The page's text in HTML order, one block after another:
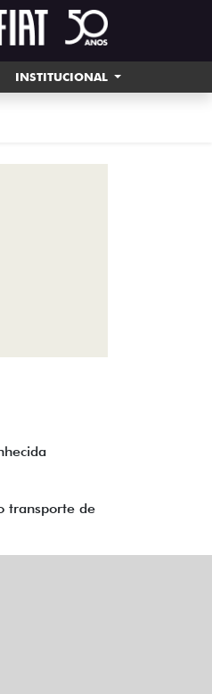
INSTITUCIONAL
transporte de